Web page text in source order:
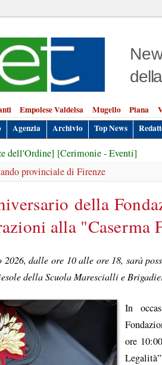
Empolese Valdelsa Mugello Piana
Agenzia Archivio Top News
dell'Ordine] [Cerimonie - Eventi]
provinciale di Firenze
della
alla "Caserma
2026, dalle ore 10 alle ore 18, sarà
della Scuola Marescialli e
In
ore